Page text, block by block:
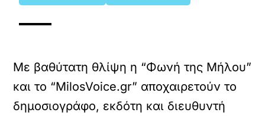
Με βαθύτατη θλίψη η “Φωνή της Μήλου”
και το “MilosVoice.gr” αποχαιρετούν το
δημοσιογράφο, εκδότη και διευθυντή